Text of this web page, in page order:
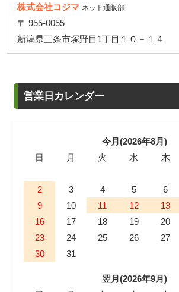
株式会社コジマ ネット通販部
〒 955-0055
新潟県三条市塚野目1丁目１０－１４
営業日カレンダー
今月(2026年8月)
日
月 火 水 木
2
3 4 5 6
9
10 11 12 13
16
17 18 19 20
23
24 25 26 27
30
31
翌月(2026年9月)